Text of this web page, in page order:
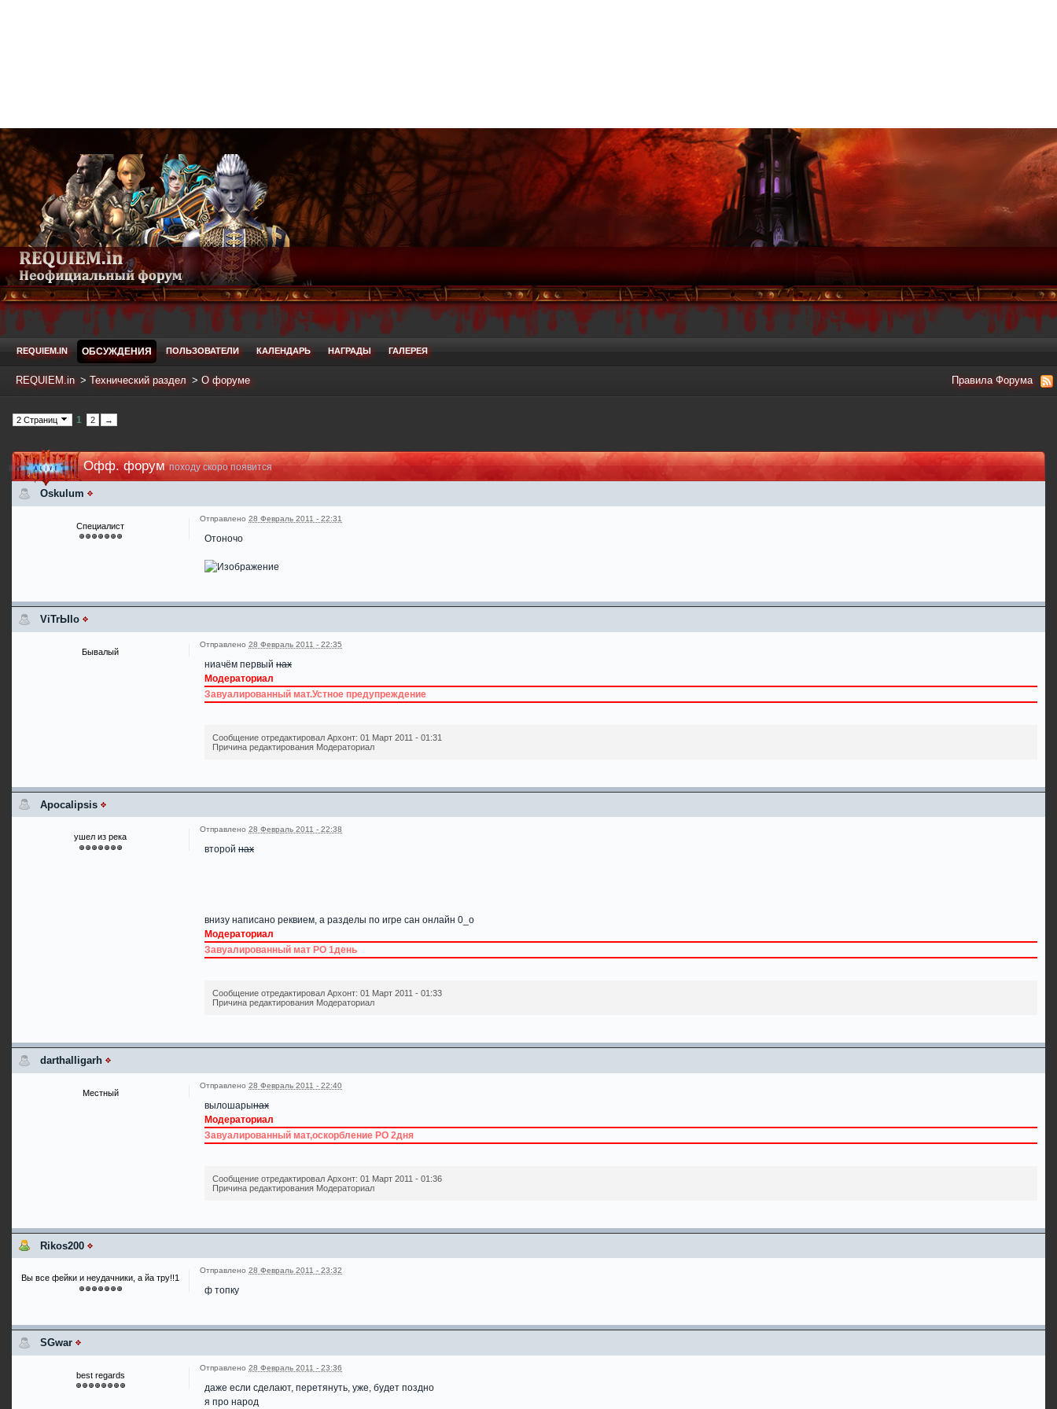
REQUIEM.IN ОБСУЖДЕНИЯ ПОЛЬЗОВАТЕЛИ КАЛЕНДАРЬ НАГРАДЫ ГАЛЕРЕЯ
REQUIEM.in > Технический раздел > О форуме Правила Форума
2 Страниц 1 2 →
Офф. форумпоходу скоро появится
Oskulum
Специалист
Отправлено 28 Февраль 2011 - 22:31
Отоночо
ViTrЫlo
Бывалый
Отправлено 28 Февраль 2011 - 22:35
ниачём первый нах
Модераториал
Завуалированный мат.Устное предупреждение
Сообщение отредактировал Архонт: 01 Март 2011 - 01:31
Причина редактирования Модераториал
Apocalipsis
ушел из река
Отправлено 28 Февраль 2011 - 22:38
второй нах
внизу написано реквием, а разделы по игре сан онлайн 0_о
Модераториал
Завуалированный мат РО 1день
Сообщение отредактировал Архонт: 01 Март 2011 - 01:33
Причина редактирования Модераториал
darthalligarh
Местный
Отправлено 28 Февраль 2011 - 22:40
вылошарынах
Модераториал
Завуалированный мат,оскорбление РО 2дня
Сообщение отредактировал Архонт: 01 Март 2011 - 01:36
Причина редактирования Модераториал
Rikos200
Вы все фейки и неудачники, а йа тру!!1
Отправлено 28 Февраль 2011 - 23:32
ф топку
SGwar
best regards
Отправлено 28 Февраль 2011 - 23:36
даже если сделают, перетянуть, уже, будет поздно
я про народ